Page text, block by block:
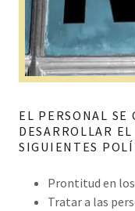
EL PERSONAL SE
DESARROLLAR
SIGUIENTES
Prontitud en
Tratar a las